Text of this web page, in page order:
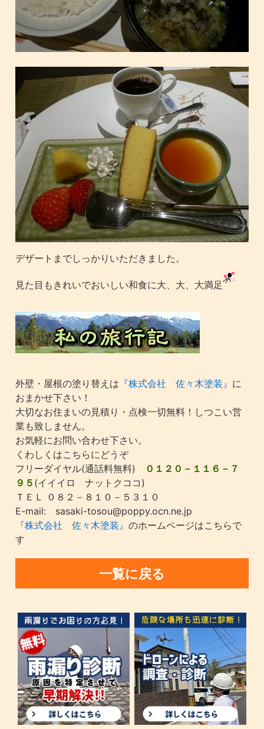
デザートまでしっかりいただきました。
見た目もきれいでおいしい和食に大、大、大満足
外壁・屋根の塗り替えは 『株式会社 佐々木塗装』 に
おまかせ下さい！
大切なお住まいの見積り・点検一切無料！しつこい営
業も致しません。
お気軽にお問い合わせ下さい。
くわしくはこちらにどうぞ
フリーダイヤル(通話料無料)
０１２０－１１６－７
９５ (イイイロ ナットクココ)
ＴＥＬ ０８２－８１０－５３１０
E-mail: sasaki-tosou@poppy.ocn.ne.jp
『株式会社 佐々木塗装』のホームページはこちらで
す
一覧に戻る